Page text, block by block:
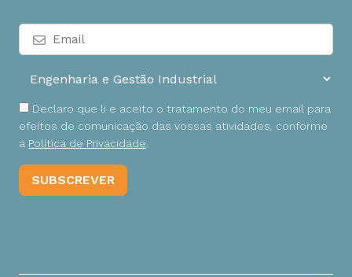
Declaro que li e aceito o tratamento do meu email para
efeitos de comunicação das vossas atividades, conforme
a Política de Privacidade